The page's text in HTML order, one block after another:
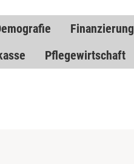
Finanzierung
Pflegewirtschaft